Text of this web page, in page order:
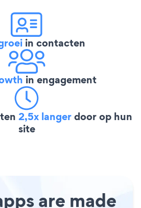
in contacten
in engagement
2,5x langerdoor op hun
site
are made